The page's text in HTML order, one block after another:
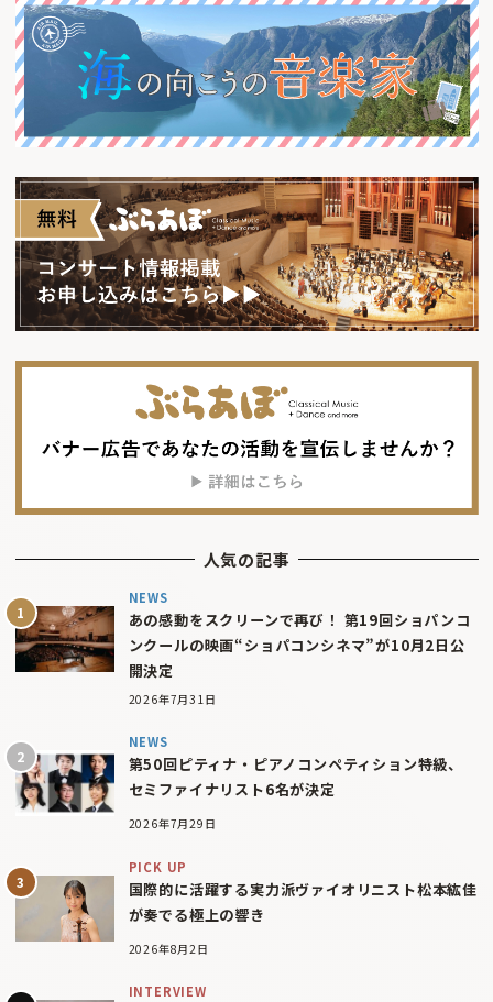
人気の記事
NEWS
あの感動をスクリーンで再び！ 第19回ショパンコ
ンクールの映画“ショパコンシネマ”が10月2日公
開決定
2026年7月31日
NEWS
第50回ピティナ・ピアノコンペティション特級、
セミファイナリスト6名が決定
2026年7月29日
PICK UP
国際的に活躍する実力派ヴァイオリニスト松本紘佳
が奏でる極上の響き
2026年8月2日
INTERVIEW